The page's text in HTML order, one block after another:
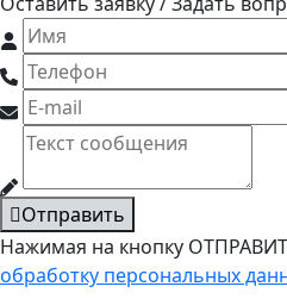
Отправить
Нажимая на кнопку
обработку персональных